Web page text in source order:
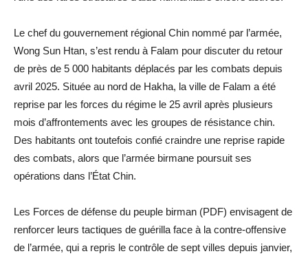
Le chef du gouvernement régional Chin nommé par l’armée,
Wong Sun Htan, s’est rendu à Falam pour discuter du retour
de près de 5 000 habitants déplacés par les combats depuis
avril 2025. Située au nord de Hakha, la ville de Falam a été
reprise par les forces du régime le 25 avril après plusieurs
mois d’affrontements avec les groupes de résistance chin.
Des habitants ont toutefois confié craindre une reprise rapide
des combats, alors que l’armée birmane poursuit ses
opérations dans l’État Chin.
Les Forces de défense du peuple birman (PDF) envisagent de
renforcer leurs tactiques de guérilla face à la contre-offensive
de l’armée, qui a repris le contrôle de sept villes depuis janvier,